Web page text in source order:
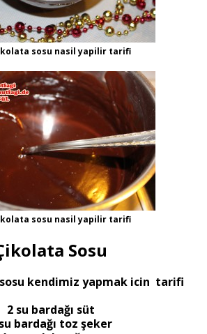
sosu nasil yapilir tarifi
sosu nasil yapilir tarifi
Sosu
kendimiz yapmak icin tarifi
2 su bardağı süt
bardağı toz şeker